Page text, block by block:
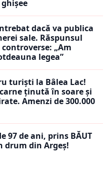
dacă va publica
sale. Răspunsul
„Am
legea”
turiști la Bâlea Lac!
ținută în soare și
Amenzi de 300.000
97 de ani, prins BĂUT
drum din Argeș!